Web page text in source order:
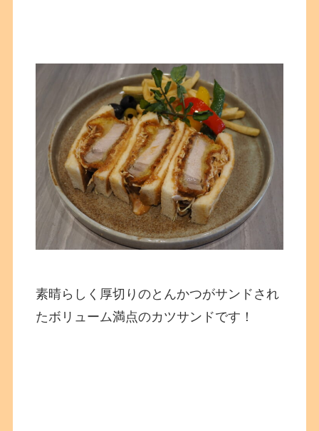
素晴らしく厚切りのとんかつがサンドされ
たボリューム満点のカツサンドです！